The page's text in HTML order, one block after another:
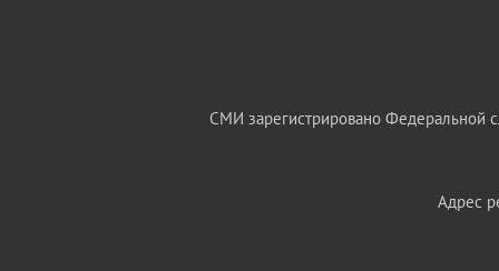
СМИ зарегистрировано Федеральной
Адрес